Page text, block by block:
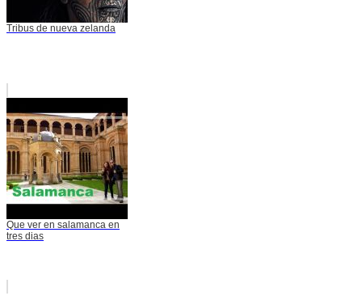
Tribus de nueva zelanda
Que ver en salamanca en
tres dias